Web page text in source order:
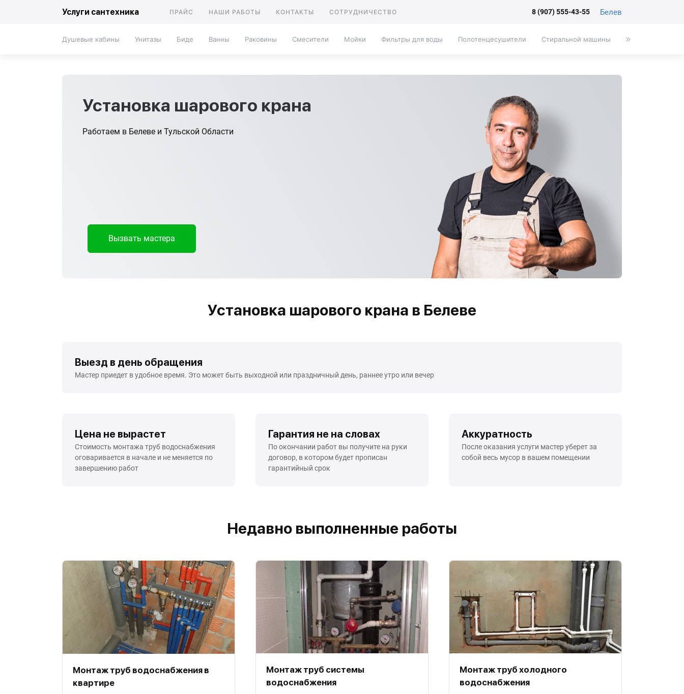
Услуги сантехника ПРАЙС НАШИ РАБОТЫ КОНТАКТЫ СОТРУДНИЧЕСТВО 8 (907) 555-43-55 Белев
Душевые кабины Унитазы Биде Ванны Раковины Смесители Мойки Фильтры для воды Полотенцесушители Стиральной машины Писсуары
Установка шарового крана
Работаем в Белеве и Тульской Области
Вызвать мастера
Установка шарового крана в Белеве
Выезд в день обращения
Мастер приедет в удобное время. Это может быть выходной или праздничный день, раннее утро или вечер
Цена не вырастет
Стоимость монтажа труб водоснабжения
оговаривается в начале и не меняется по
завершению работ
Гарантия не на словах
По окончании работ вы получите на руки
договор, в котором будет прописан
гарантийный срок
Аккуратность
После оказания услуги мастер уберет за
собой весь мусор в вашем помещении
Недавно выполненные работы
Монтаж труб водоснабжения в
квартире
Монтаж труб системы
водоснабжения
Монтаж труб холодного
водоснабжения